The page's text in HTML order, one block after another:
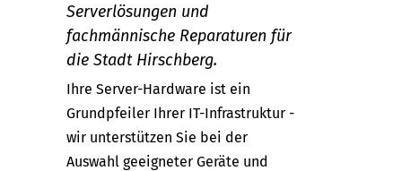
Serverlösungen und
fachmännische Reparaturen für
die Stadt Hirschberg.
Ihre Server-Hardware ist ein
Grundpfeiler Ihrer IT-Infrastruktur -
wir unterstützen Sie bei der
Auswahl geeigneter Geräte und